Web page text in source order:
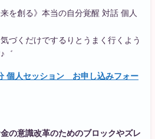
を創る》本当の自分覚醒 対話 個人
づくだけでするりとうまく行くよう
゛
個人セッション お申し込みフォー
の意識改革のためのブロックやズレ